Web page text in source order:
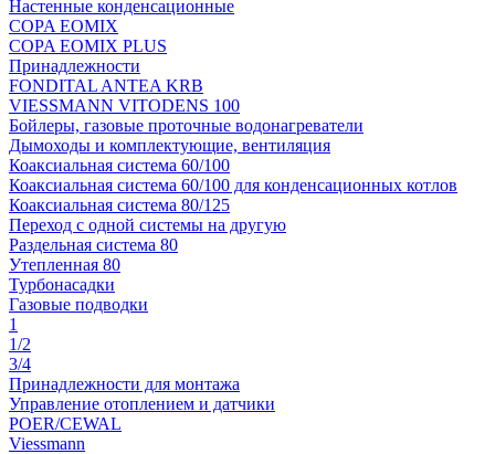
Настенные конденсационные
COPA EOMIX
COPA EOMIX PLUS
Принадлежности
FONDITAL ANTEA KRB
VIESSMANN VITODENS 100
Бойлеры, газовые проточные водонагреватели
Дымоходы и комплектующие, вентиляция
Коаксиальная система 60/100
Коаксиальная система 60/100 для конденсационных котлов
Коаксиальная система 80/125
Переход с одной системы на другую
Раздельная система 80
Утепленная 80
Турбонасадки
Газовые подводки
1
1/2
3/4
Принадлежности для монтажа
Управление отоплением и датчики
POER/CEWAL
Viessmann